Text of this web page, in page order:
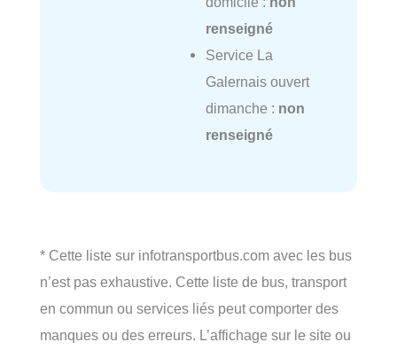
renseigné
Service La
Galernais ouvert
dimanche : non
renseigné
* Cette liste sur infotransportbus.com avec les bus
n’est pas exhaustive. Cette liste de bus, transport
en commun ou services liés peut comporter des
manques ou des erreurs. L’affichage sur le site ou